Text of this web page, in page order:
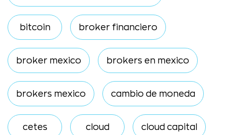
bitcoin broker financiero
broker mexico brokers en mexico
brokers mexico cambio de moneda
cetes cloud cloud capital